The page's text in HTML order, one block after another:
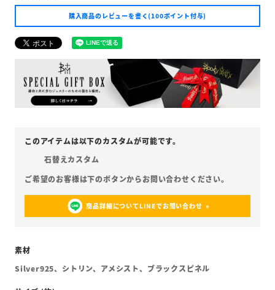
購入商品のレビューを書く(100ポイント付与)
石替えカスタム
商品詳細についてLINEでお問い合わせ
Silver925、シトリン、アメシスト、ブラックスピネル